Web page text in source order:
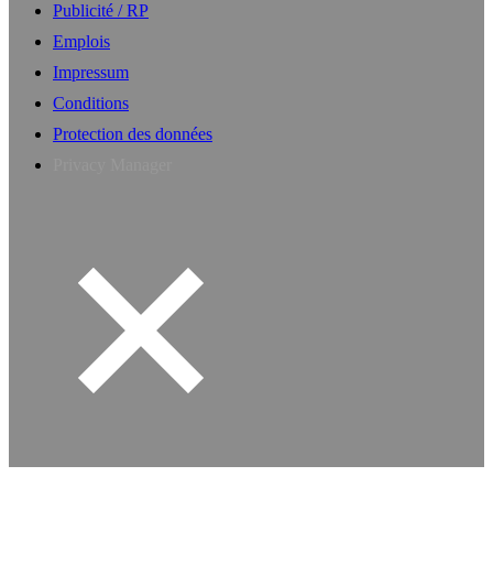
Publicité / RP
Emplois
Impressum
Conditions
Protection des données